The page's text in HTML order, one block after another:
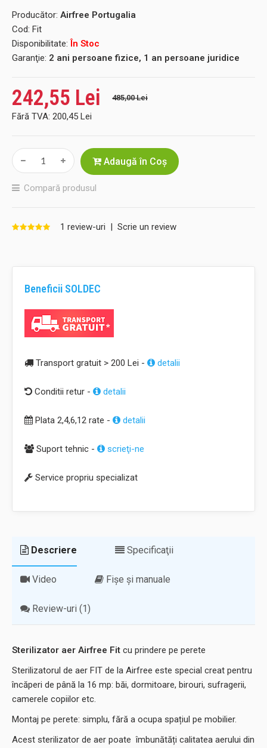
Producător: Airfree Portugalia
Cod: Fit
Disponibilitate: În Stoc
Garanţie: 2 ani persoane fizice, 1 an persoane juridice
242,55 Lei 485,00 Lei
Fără TVA: 200,45 Lei
Adaugă în Coş
Compară produsul
1 review-uri | Scrie un review
Beneficii SOLDEC
Transport gratuit > 200 Lei - detalii
Conditii retur - detalii
Plata 2,4,6,12 rate - detalii
Suport tehnic - scrieţi-ne
Service propriu specializat
Descriere Specificaţii
Video Fișe și manuale
Review-uri (1)
Sterilizator aer Airfree Fit cu prindere pe perete
Sterilizatorul de aer FIT de la Airfree este special creat pentru
încăperi de până la 16 mp: băi, dormitoare, birouri, sufragerii,
camerele copiilor etc.
Montaj pe perete: simplu, fără a ocupa spațiul pe mobilier.
Acest sterilizator de aer poate îmbunătăți calitatea aerului din